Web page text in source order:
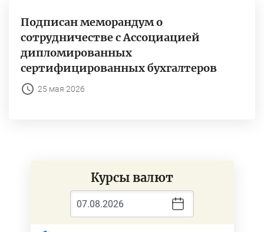
Подписан меморандум о
сотрудничестве с Ассоциацией
дипломированных
сертифицированных бухгалтеров
25 мая 2026
Курсы валют